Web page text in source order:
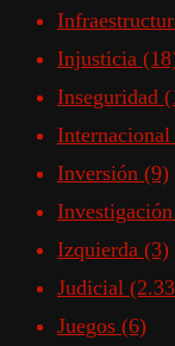
Injusticia
Inseguridad
Internacional
Inversión (9)
Investigación
Izquierda (3)
Judicial
Juegos (6)